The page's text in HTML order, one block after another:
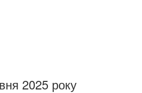
2025 року